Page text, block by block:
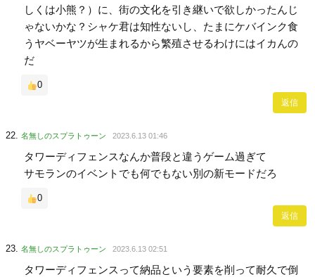
しくは小熊？）に、街の文化を引き継いで欲しかったんじ
ゃないかな？シャケ君は知性ないし、たまにケバインク食
うヤベーヤツが生まれるから繁殖させるわけにはイカんの
だ
0
返信
名無しのスプラトゥーン 2023.6.13 01:46
タワーディフェンスなんか普段と違うゲーム過ぎて
サモランのイベントでも何でもない別の新モードだろ
0
返信
名無しのスプラトゥーン 2023.6.13 02:51
タワーディフェンスって納品という要素を削って耐久で倒